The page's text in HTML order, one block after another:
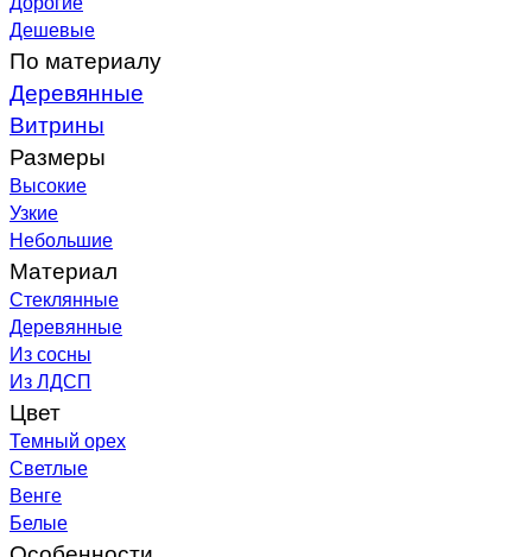
Дешевые
По материалу
Деревянные
Витрины
Размеры
Высокие
Узкие
Небольшие
Материал
Стеклянные
Деревянные
Из сосны
Из ЛДСП
Цвет
Темный орех
Светлые
Венге
Белые